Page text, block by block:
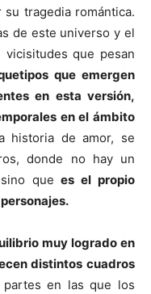
tragedia romántica.
de este universo y el
que pesan
que emergen
en esta versión,
en el ámbito
historia de amor, se
donde no hay un
que es el propio
muy logrado en
distintos cuadros
en las que los